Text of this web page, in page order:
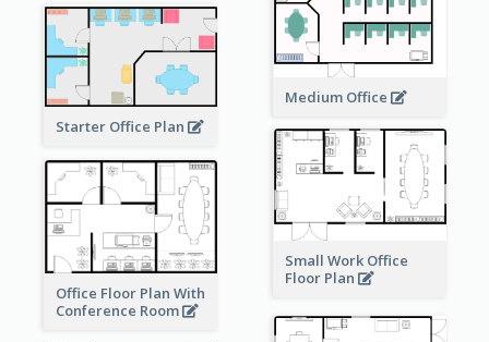
Medium Office
Starter Office Plan
Small Work Office
Floor Plan
Office Floor Plan With
Conference Room